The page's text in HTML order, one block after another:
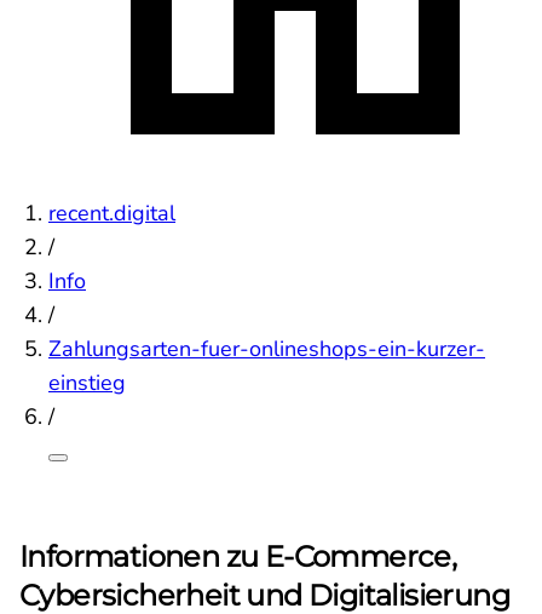
recent.digital
/
Info
/
Zahlungsarten-fuer-onlineshops-ein-kurzer-
einstieg
/
Informationen zu E-Commerce,
Cybersicherheit und Digitalisierung